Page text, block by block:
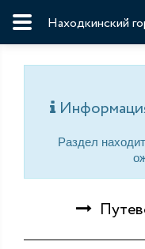
Находкинский
Раздел